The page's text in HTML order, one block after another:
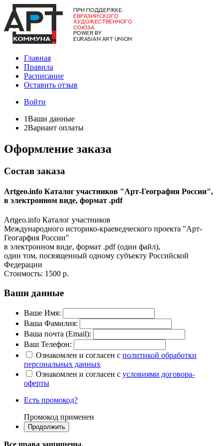
Главная
Правила
Расписание
Оставить отзыв
Войти
1Ваши данные
2Вариант оплаты
Оформление заказа
Состав заказа
Artgeo.info Каталог участников "Арт-География России",
в электронном виде, формат .pdf
Artgeo.info Каталог участников
Международного историко-краеведческого проекта "Арт-
Геогарфия России"
в электронном виде, формат .pdf (один файл),
один том, посвященный одному субъекту Российской
Федерации
Стоимость: 1500 р.
Ваши данные
Ваше Имя:
Ваша Фамилия:
Ваша почта (Email):
Ваш Телефон:
Ознакомлен и согласен с политикой обработки
персональных данных
Ознакомлен и согласен с условиями договора-
оферты
Есть промокод?
Промокод применен
Все права защищены.